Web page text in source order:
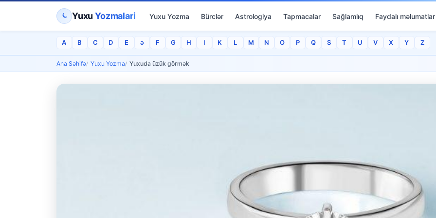
YuxuYozmalari Yuxu Yozma Bürclər Astrologiya Tapmacalar Sağlamlıq Faydalı məlumatlar
A B C D E ə F G H I K L M N O P Q S T U V X Y Z
Ana Səhifə Yuxu Yozma Yuxuda üzük görmək